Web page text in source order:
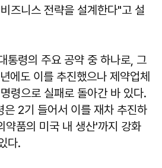
즈니스 전략을 설계한다"고 설
통령의 주요 공약 중 하나로, 그
에도 이를 추진했으나 제약업체
령으로 실패로 돌아간 바 있다.
은 2기 들어서 이를 재차 추진하
약품의 미국 내 생산'까지 강화
다.